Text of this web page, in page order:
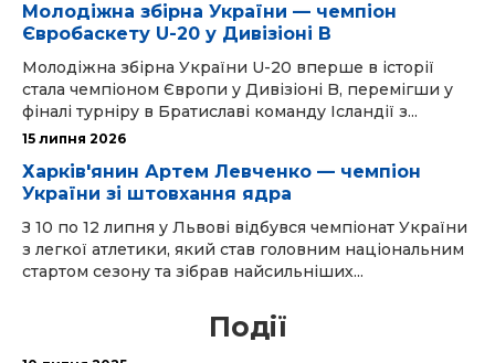
Молодіжна збірна України — чемпіон
Євробаскету U-20 у Дивізіоні B
Молодіжна збірна України U-20 вперше в історії
стала чемпіоном Європи у Дивізіоні B, перемігши у
фіналі турніру в Братиславі команду Ісландії з...
15 липня 2026
Харків'янин Артем Левченко — чемпіон
України зі штовхання ядра
З 10 по 12 липня у Львові відбувся чемпіонат України
з легкої атлетики, який став головним національним
стартом сезону та зібрав найсильніших...
Події